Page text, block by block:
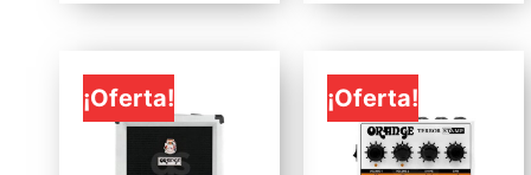
¡Oferta! ¡Oferta!